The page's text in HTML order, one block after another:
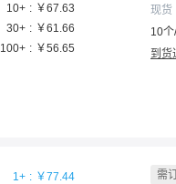
10+ ￥67.63
30+ ￥61.66
100+ ￥56.65
现货
10个/
到货
1+ ￥77.44
需